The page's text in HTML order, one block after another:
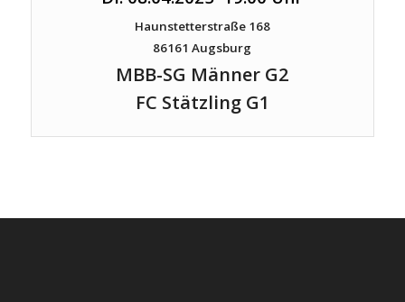
Haunstetterstraße 168
86161 Augsburg
MBB-SG Männer G2
FC Stätzling G1